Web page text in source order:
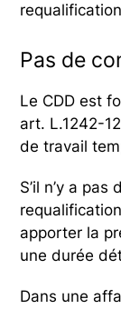
Pas de
Le CDD est
art. L.1242-
de travail
S’il n’y a
apporter la
une durée
Dans une